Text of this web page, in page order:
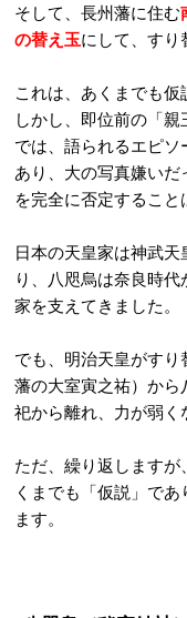
そして、長州藩に住む
の替え玉にして、すり
これは、あくまでも仮
しかし、即位前の「
では、語られるエピ
あり、大の写真嫌い
を完全に否定すること
日本の天皇家は神武
り、八咫烏は奈良時
家を支えてきました。
でも、明治天皇がす
藩の大室寅之祐）から
祀から離れ、力が弱く
ただ、繰り返します
くまでも「仮説」で
ます。